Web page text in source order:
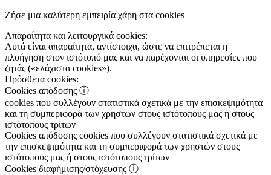
Ζήσε μια καλύτερη εμπειρία χάρη στα cookies
Απαραίτητα και λειτουργικά cookies:
Αυτά είναι απαραίτητα, αντίστοιχα, ώστε να επιτρέπεται η
πλοήγηση στον ιστότοπό μας και να παρέχονται οι υπηρεσίες που
ζητάς («ελάχιστα cookies»).
Πρόσθετα cookies:
Cookies απόδοσης ⓘ
cookies που συλλέγουν στατιστικά σχετικά με την επισκεψιμότητα
και τη συμπεριφορά των χρηστών στους ιστότοπους μας ή στους
ιστότοπους τρίτων
Cookies απόδοσης cookies που συλλέγουν στατιστικά σχετικά με
την επισκεψιμότητα και τη συμπεριφορά των χρηστών στους
ιστότοπους μας ή στους ιστότοπους τρίτων
Cookies διαφήμισης/στόχευσης ⓘ